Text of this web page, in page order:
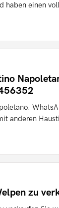
haben einen
anderen
zu